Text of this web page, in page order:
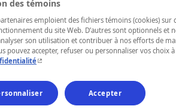
RÉGION
des témoins
emploient des fichiers témoins (cookies) sur
du site Web. D’autres sont optionnels et
son utilisation et contribuer à nos efforts de
pouvez accepter, refuser ou personnaliser vos choix
- Cet hyperlien s'ouvrira dans une nouvelle
Accepter